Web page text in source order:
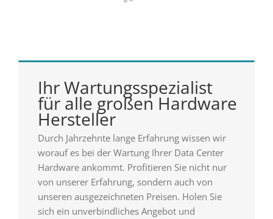
Ihr Wartungsspezialist
für alle großen Hardware
Hersteller
Durch Jahrzehnte lange Erfahrung wissen wir
worauf es bei der Wartung Ihrer Data Center
Hardware ankommt. Profitieren Sie nicht nur
von unserer Erfahrung, sondern auch von
unseren ausgezeichneten Preisen. Holen Sie
sich ein unverbindliches Angebot und